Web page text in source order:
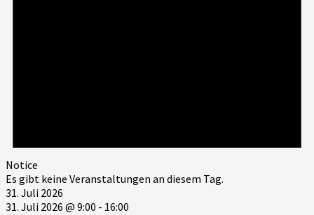
Notice
Es gibt keine Veranstaltungen an diesem Tag.
31. Juli 2026
31. Juli 2026 @ 9:00 - 16:00